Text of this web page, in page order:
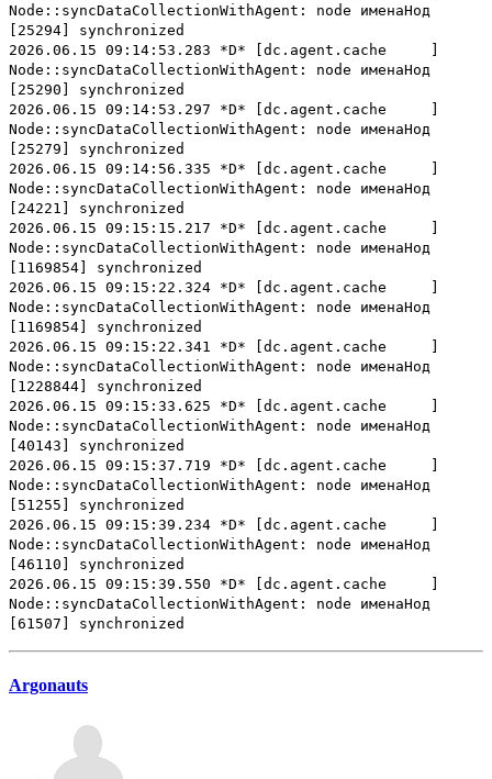
Node::syncDataCollectionWithAgent: node именаНод
[25294] synchronized
2026.06.15 09:14:53.283 *D* [dc.agent.cache ]
Node::syncDataCollectionWithAgent: node именаНод
[25290] synchronized
2026.06.15 09:14:53.297 *D* [dc.agent.cache ]
Node::syncDataCollectionWithAgent: node именаНод
[25279] synchronized
2026.06.15 09:14:56.335 *D* [dc.agent.cache ]
Node::syncDataCollectionWithAgent: node именаНод
[24221] synchronized
2026.06.15 09:15:15.217 *D* [dc.agent.cache ]
Node::syncDataCollectionWithAgent: node именаНод
[1169854] synchronized
2026.06.15 09:15:22.324 *D* [dc.agent.cache ]
Node::syncDataCollectionWithAgent: node именаНод
[1169854] synchronized
2026.06.15 09:15:22.341 *D* [dc.agent.cache ]
Node::syncDataCollectionWithAgent: node именаНод
[1228844] synchronized
2026.06.15 09:15:33.625 *D* [dc.agent.cache ]
Node::syncDataCollectionWithAgent: node именаНод
[40143] synchronized
2026.06.15 09:15:37.719 *D* [dc.agent.cache ]
Node::syncDataCollectionWithAgent: node именаНод
[51255] synchronized
2026.06.15 09:15:39.234 *D* [dc.agent.cache ]
Node::syncDataCollectionWithAgent: node именаНод
[46110] synchronized
2026.06.15 09:15:39.550 *D* [dc.agent.cache ]
Node::syncDataCollectionWithAgent: node именаНод
[61507] synchronized
Argonauts